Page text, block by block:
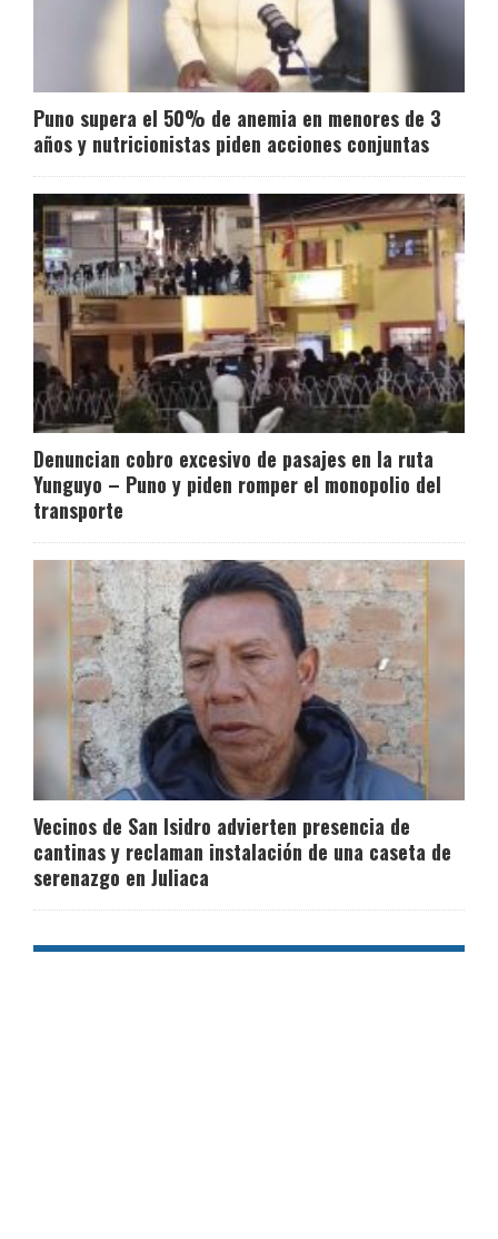
Puno supera el 50% de anemia en menores de 3
años y nutricionistas piden acciones conjuntas
Denuncian cobro excesivo de pasajes en la ruta
Yunguyo – Puno y piden romper el monopolio del
transporte
Vecinos de San Isidro advierten presencia de
cantinas y reclaman instalación de una caseta de
serenazgo en Juliaca